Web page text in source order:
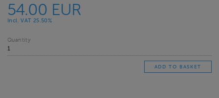
54.00 EUR
Incl. VAT 25.50%
Quantity